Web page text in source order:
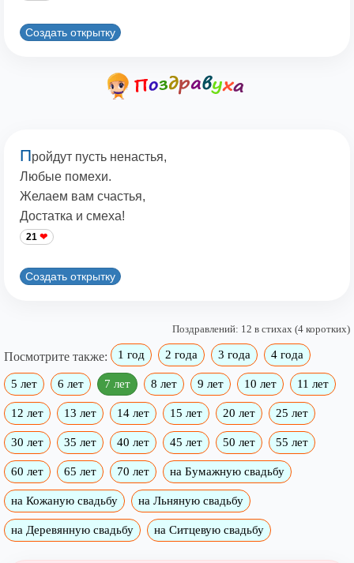
Создать открытку
Пройдут пусть ненастья,
Любые помехи.
Желаем вам счастья,
Достатка и смеха!
21
Создать открытку
Поздравлений: 12 в стихах (4 коротких)
Посмотрите также: 1 год 2 года 3 года 4 года
5 лет 6 лет 7 лет 8 лет 9 лет 10 лет 11 лет
12 лет 13 лет 14 лет 15 лет 20 лет 25 лет
30 лет 35 лет 40 лет 45 лет 50 лет 55 лет
60 лет 65 лет 70 лет на Бумажную свадьбу
на Кожаную свадьбу на Льняную свадьбу
на Деревянную свадьбу на Ситцевую свадьбу